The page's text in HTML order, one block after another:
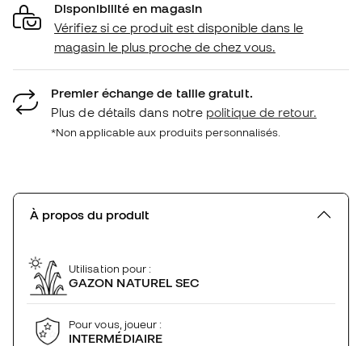
Disponibilité en magasin
Vérifiez si ce produit est disponible dans le
magasin le plus proche de chez vous.
Premier échange de taille gratuit.
Plus de détails dans notre politique de retour.
*Non applicable aux produits personnalisés.
À propos du produit
Utilisation pour :
GAZON NATUREL SEC
Pour vous, joueur :
INTERMÉDIAIRE